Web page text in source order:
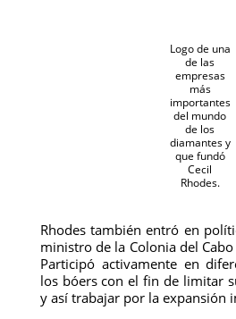
Logo de una
de las
empresas
más
importantes
del mundo
de los
diamantes y
que fundó
Cecil
Rhodes.
Rhodes también entró en
ministro de la Colonia del
Participó activamente en
los bóers con el fin de limitar
y así trabajar por la expansión